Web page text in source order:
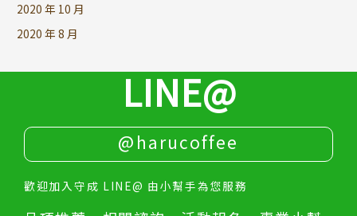
2020 年 10 月
2020 年 8 月
LINE@
@harucoffee
歡迎加入守成 LINE@ 由小幫手為您服務